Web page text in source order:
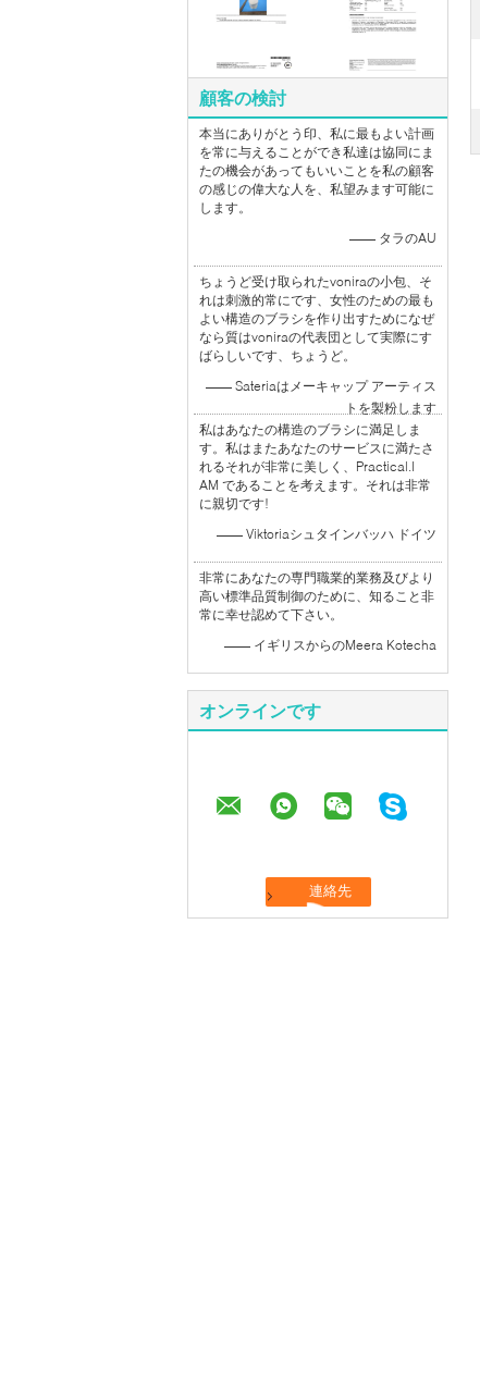
顧客の検討
本当にありがとう印、私に最もよい計画
を常に与えることができ私達は協同にま
たの機会があってもいいことを私の顧客
の感じの偉大な人を、私望みます可能に
します。
—— タラのAU
ちょうど受け取られたvoniraの小包、そ
れは刺激的常にです、女性のための最も
よい構造のブラシを作り出すためになぜ
なら質はvoniraの代表団として実際にす
ばらしいです、ちょうど。
—— Sateriaはメーキャップ アーティス
トを製粉します
私はあなたの構造のブラシに満足しま
す。私はまたあなたのサービスに満たさ
れるそれが非常に美しく、Practical.I
AM であることを考えます。それは非常
に親切です!
—— Viktoriaシュタインバッハ ドイツ
非常にあなたの専門職業的業務及びより
高い標準品質制御のために、知ること非
常に幸せ認めて下さい。
—— イギリスからのMeera Kotecha
オンラインです